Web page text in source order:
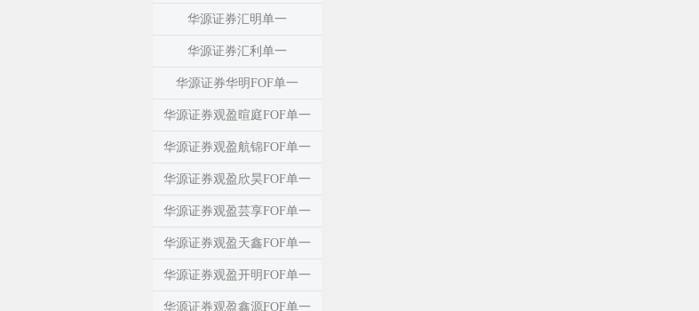
华源证券汇明单一
华源证券汇利单一
华源证券华明FOF单一
华源证券观盈暄庭FOF单一
华源证券观盈航锦FOF单一
华源证券观盈欣昊FOF单一
华源证券观盈芸享FOF单一
华源证券观盈天鑫FOF单一
华源证券观盈开明FOF单一
华源证券观盈鑫源FOF单一